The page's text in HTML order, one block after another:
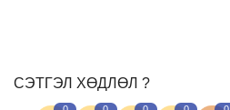
Тендер
СЭТГЭЛ ХӨДЛӨЛ ?